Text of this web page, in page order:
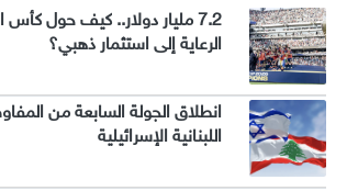
7.2 مليار دولار.. كيف حول كأس
الرعاية إلى استثمار ذهبي؟
انطلاق الجولة السابعة من
اللبنانية الإسرائيلية